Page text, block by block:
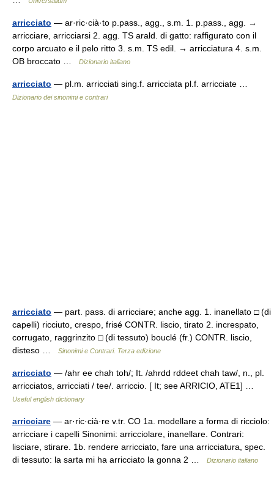
arricciato — ar·ric·cià·to p.pass., agg., s.m. 1. p.pass., agg. →
arricciare, arricciarsi 2. agg. TS arald. di gatto: raffigurato con il
corpo arcuato e il pelo ritto 3. s.m. TS edil. → arricciatura 4. s.m.
OB broccato …
Dizionario italiano
arricciato — pl.m. arricciati sing.f. arricciata pl.f. arricciate …
Dizionario dei sinonimi e contrari
arricciato — part. pass. di arricciare; anche agg. 1. inanellato □ (di
capelli) ricciuto, crespo, frisé CONTR. liscio, tirato 2. increspato,
corrugato, raggrinzito □ (di tessuto) bouclé (fr.) CONTR. liscio,
disteso …
Sinonimi e Contrari. Terza edizione
arricciato — /ahr ee chah toh/; It. /ahrdd rddeet chah taw/, n., pl.
arricciatos, arricciati / tee/. arriccio. [ It; see ARRICIO, ATE1] …
Useful english dictionary
arricciare — ar·ric·cià·re v.tr. CO 1a. modellare a forma di ricciolo:
arricciare i capelli Sinonimi: arricciolare, inanellare. Contrari:
lisciare, stirare. 1b. rendere arricciato, fare una arricciatura, spec.
di tessuto: la sarta mi ha arricciato la gonna 2 …
Dizionario italiano